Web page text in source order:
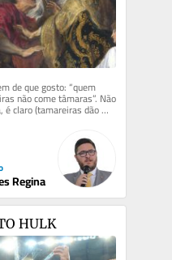
de que gosto: “quem
não come tâmaras”. Não
é claro (tamareiras dão
Regina
HULK